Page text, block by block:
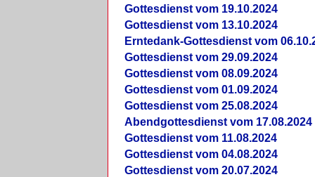
Gottesdienst vom 19.10.2024
Gottesdienst vom 13.10.2024
Erntedank-Gottesdienst vom
Gottesdienst vom 29.09.2024
Gottesdienst vom 08.09.2024
Gottesdienst vom 01.09.2024
Gottesdienst vom 25.08.2024
Abendgottesdienst vom 17.08.2024
Gottesdienst vom 11.08.2024
Gottesdienst vom 04.08.2024
Gottesdienst vom 20.07.2024